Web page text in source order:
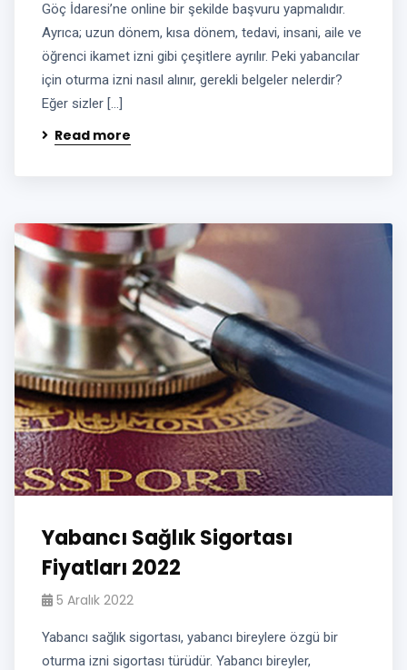
Göç İdaresi’ne online bir şekilde başvuru yapmalıdır.
Ayrıca; uzun dönem, kısa dönem, tedavi, insani, aile ve
öğrenci ikamet izni gibi çeşitlere ayrılır. Peki yabancılar
için oturma izni nasıl alınır, gerekli belgeler nelerdir?
Eğer sizler […]
Read more
Yabancı Sağlık Sigortası
Fiyatları 2022
5 Aralık 2022
Yabancı sağlık sigortası, yabancı bireylere özgü bir
oturma izni sigortası türüdür. Yabancı bireyler,